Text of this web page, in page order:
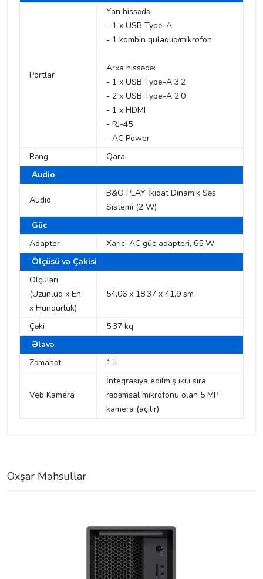
Portlar
Yan hissədə:
- 1 x USB Type-A
- 1 kombin qulaqlıq/mikrofon
Arxa hissədə:
- 1 x USB Type-A 3.2
- 2 x USB Type-A 2.0
- 1 x HDMI
- RJ-45
- AC Power
Rəng
Qara
Audio
Audio
B&O PLAY İkiqat Dinamik Səs
Sistemi (2 W)
Güc
Adapter
Xarici AC güc adapteri, 65 W;
Ölçüsü və Çəkisi
Ölçüləri
(Uzunluq x En
x Hündürlük)
54,06 x 18,37 x 41,9 sm
Çəki
5.37 kq
Əlavə
Zəmanət
1 il
Veb Kamera
İnteqrasiya edilmiş ikili sıra
rəqəmsal mikrofonu olan 5 MP
kamera (açılır)
Oxşar Məhsullar